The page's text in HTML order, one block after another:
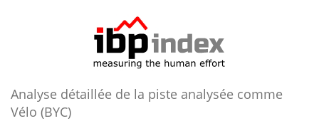
Analyse détaillée de la piste analysée comme
Vélo (BYC)